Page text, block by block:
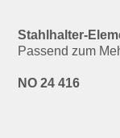
Stahlhalter-
Passend zum
NO 24 416